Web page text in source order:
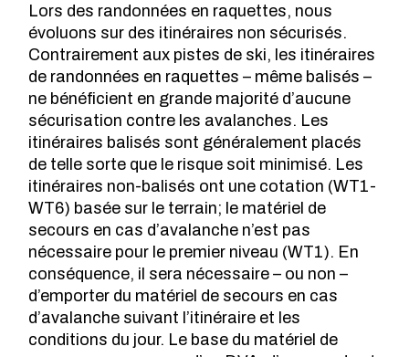
Lors des randonnées en raquettes, nous
évoluons sur des itinéraires non sécurisés.
Contrairement aux pistes de ski, les itinéraires
de randonnées en raquettes – même balisés –
ne bénéficient en grande majorité d’aucune
sécurisation contre les avalanches. Les
itinéraires balisés sont généralement placés
de telle sorte que le risque soit minimisé. Les
itinéraires non-balisés ont une cotation (WT1-
WT6) basée sur le terrain; le matériel de
secours en cas d’avalanche n’est pas
nécessaire pour le premier niveau (WT1). En
conséquence, il sera nécessaire – ou non –
d’emporter du matériel de secours en cas
d’avalanche suivant l’itinéraire et les
conditions du jour. Le base du matériel de